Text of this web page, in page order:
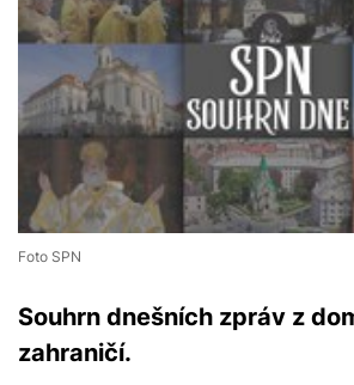
Foto SPN
Souhrn dnešních zpráv z
zahraničí.